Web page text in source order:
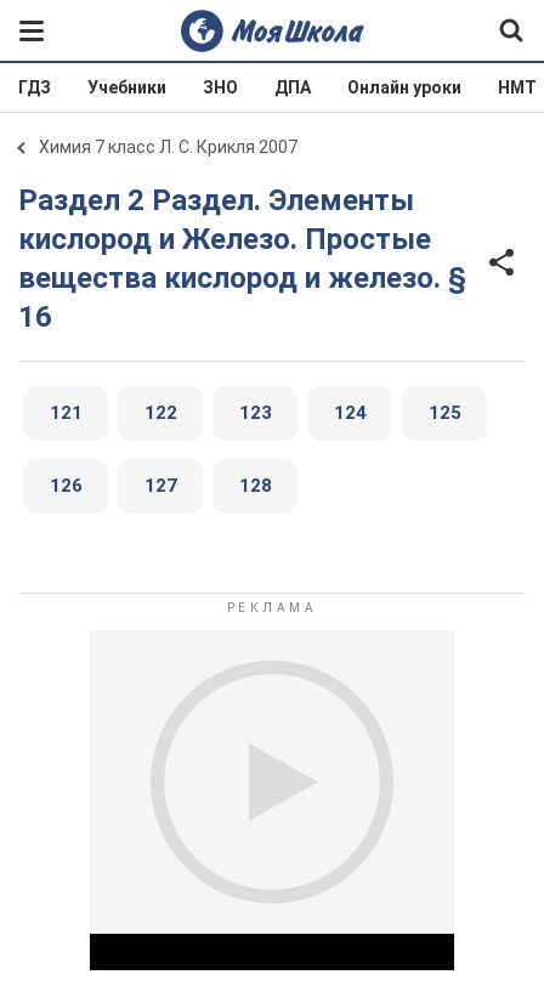
ГДЗ Учебники ЗНО ДПА Онлайн уроки НМТ
Химия 7 класс Л. С. Крикля 2007
Раздел 2 Раздел. Элементы
кислород и Железо. Простые
вещества кислород и железо. §
16
121 122 123 124 125
126 127 128